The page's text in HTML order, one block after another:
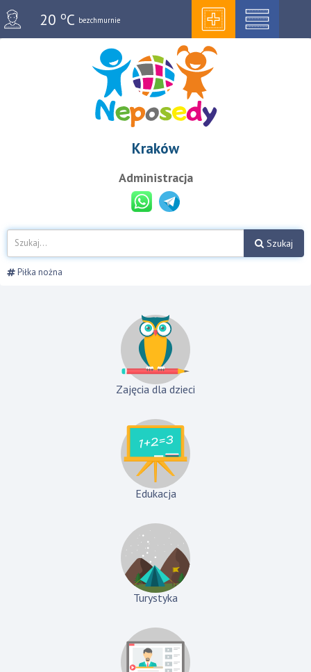
20oC bezchmurnie
Kraków
Administracja
Szukaj
Piłka nożna
Zajęcia dla dzieci
Edukacja
Turystyka